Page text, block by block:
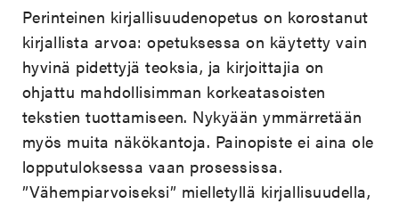
Perinteinen kirjallisuudenopetus on korostanut
kirjallista arvoa: opetuksessa on käytetty vain
hyvinä pidettyjä teoksia, ja kirjoittajia on
ohjattu mahdollisimman korkeatasoisten
tekstien tuottamiseen. Nykyään ymmärretään
myös muita näkökantoja. Painopiste ei aina ole
lopputuloksessa vaan prosessissa.
”Vähempiarvoiseksi” mielletyllä kirjallisuudella,